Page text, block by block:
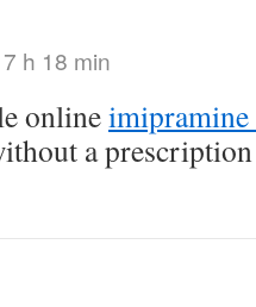
h 18 min
onlineimipramine
a prescription